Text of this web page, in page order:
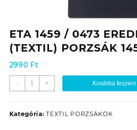
ETA 1459 / 0473
(TEXTIL) PORZSÁK
2990 Ft
-
ETA
1459
0473
+ Kosárba teszem
Kategória:TEXTIL PORZSÁKOK